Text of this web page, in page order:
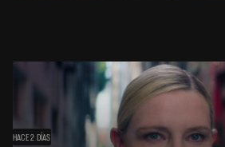
HACE 2 DÍAS